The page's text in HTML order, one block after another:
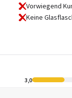
Vorwiegend
Keine
3,0